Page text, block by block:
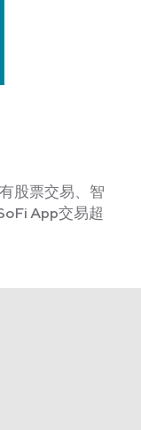
股票交易、智
App交易超